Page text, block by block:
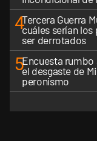
4Tercera Guerra
cuáles serían
ser derrotados
5Encuesta
el desgaste de
peronismo